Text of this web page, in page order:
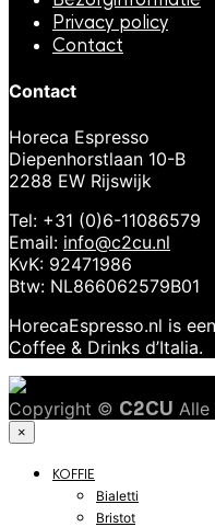
Privacy policy
Contact
Contact
Horeca Espresso
Diepenhorstlaan 10-B
2288 EW Rijswijk
Tel: +31 (0)6-11086579
Email: info@c2cu.nl
KvK: 92471986
Btw: NL866062579B01
HorecaEspresso.nl is
Coffee & Drinks d’Italia.
Copyright © C2CU Alle
×
KOFFIE
Bialetti
Bristot